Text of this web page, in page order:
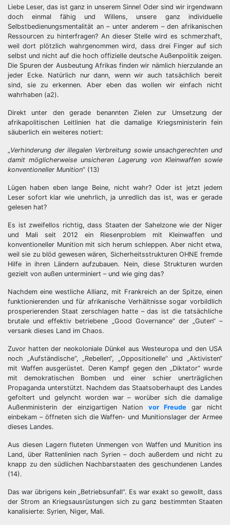
Liebe Leser, das ist ganz in unserem Sinne! Oder sind wir irgendwann
doch einmal fähig und Willens, unsere ganz individuelle
Selbstbedienungsmentalität an – unter anderem – den afrikanischen
Ressourcen zu hinterfragen? An dieser Stelle wird es schmerzhaft,
weil dort plötzlich wahrgenommen wird, dass drei Finger auf sich
selbst und nicht auf die hoch offizielle deutsche Außenpolitik zeigen.
Die Spuren der Ausbeutung Afrikas finden wir nämlich hierzulande an
jeder Ecke. Natürlich nur dann, wenn wir auch tatsächlich bereit
sind, sie zu erkennen. Aber eben das wollen wir einfach nicht
wahrhaben (a2).
Direkt unter den gerade benannten Zielen zur Umsetzung der
afrikapolitischen Leitlinien hat die damalige Kriegsministerin fein
säuberlich ein weiteres notiert:
„Verhinderung der illegalen Verbreitung sowie unsachgerechten und
damit möglicherweise unsicheren Lagerung von Kleinwaffen sowie
konventioneller Munition“ (13)
Lügen haben eben lange Beine, nicht wahr? Oder ist jetzt jedem
Leser sofort klar wie unehrlich, ja unredlich das ist, was er gerade
gelesen hat?
Es ist zweifellos richtig, dass Staaten der Sahelzone wie der Niger
und Mali seit 2012 ein Riesenproblem mit Kleinwaffen und
konventioneller Munition mit sich herum schleppen. Aber nicht etwa,
weil sie zu blöd gewesen wären, Sicherheitsstrukturen OHNE fremde
Hilfe in ihren Ländern aufzubauen. Nein, diese Strukturen wurden
gezielt von außen unterminiert – und wie ging das?
Nachdem eine westliche Allianz, mit Frankreich an der Spitze, einen
funktionierenden und für afrikanische Verhältnisse sogar vorbildlich
prosperierenden Staat zerschlagen hatte – das ist die tatsächliche
brutale und effektiv betriebene „Good Governance“ der „Guten“ –
versank dieses Land im Chaos.
Zuvor hatten der neokoloniale Dünkel aus Westeuropa und den USA
noch „Aufständische“, „Rebellen“, „Oppositionelle“ und „Aktivisten“
mit Waffen ausgerüstet. Deren Kampf gegen den „Diktator“ wurde
mit demokratischen Bomben und einer schier unerträglichen
Propaganda unterstützt. Nachdem das Staatsoberhaupt des Landes
gefoltert und gelyncht worden war – worüber sich die damalige
Außenministerin der einzigartigen Nation vor Freudegar nicht
einbekam – öffneten sich die Waffen- und Munitionslager der Armee
dieses Landes.
Aus diesen Lagern fluteten Unmengen von Waffen und Munition ins
Land, über Rattenlinien nach Syrien – doch außerdem und nicht zu
knapp zu den südlichen Nachbarstaaten des geschundenen Landes
(14).
Das war übrigens kein „Betriebsunfall“. Es war exakt so gewollt, dass
der Strom an Kriegsausrüstungen sich zu ganz bestimmten Staaten
kanalisierte: Syrien, Niger, Mali.